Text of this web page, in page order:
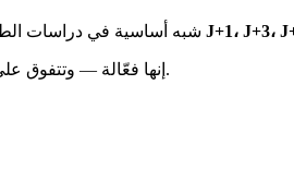
إنها فعّالة — وتتفوق على "المراجعة ليلة الامتحان". لكنها تعاني من قيود بنيوية.